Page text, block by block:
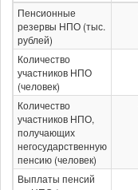
Пенсионные
резервы НПО (тыс.
рублей)
Количество
участников НПО
(человек)
Количество
участников НПО,
получающих
негосударственную
пенсию (человек)
Выплаты пенсий